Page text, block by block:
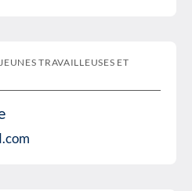
TRAVAILLEUSES ET